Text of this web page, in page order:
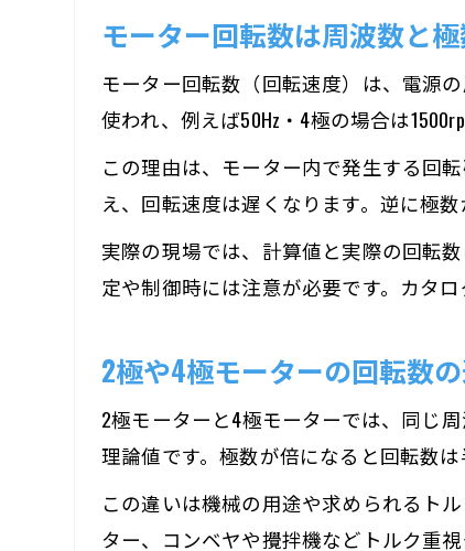
モーター回転数は周波数と
モーター回転数（回転速度）は、電源
使われ、例えば50Hz・4極の場合は
この理由は、モーター内で発生する回
え、回転速度は遅くなります。逆に極
実際の現場では、計算値と実際の回転
定や制御時には注意が必要です。カタ
2極や4極モーターの回転数
2極モーターと4極モーターでは、同じ
理論値です。極数が倍になると回転数
この違いは機械の用途や求められるト
ター、コンベヤや攪拌機などトルク重